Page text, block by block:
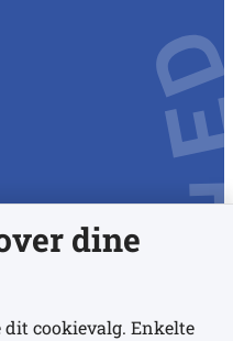
dine
cookievalg. Enkelte